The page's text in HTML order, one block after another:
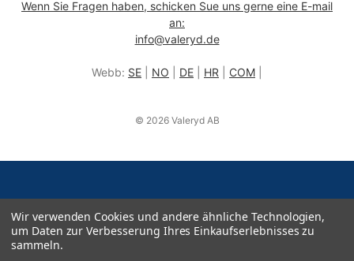
Wenn Sie Fragen haben, schicken Sue uns gerne eine E-mail
an:
info@valeryd.de
Webb: SE NO DE HR COM
© 2026 Valeryd AB
Wir verwenden Cookies und andere ähnliche Technologien,
um Daten zur Verbesserung Ihres Einkaufserlebnisses zu
sammeln.